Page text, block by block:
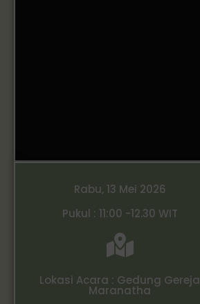
Rabu, 13 Mei 2026
Pukul : 11:00 -12.30 WIT
Lokasi Acara : Gedung Gereja
Maranatha